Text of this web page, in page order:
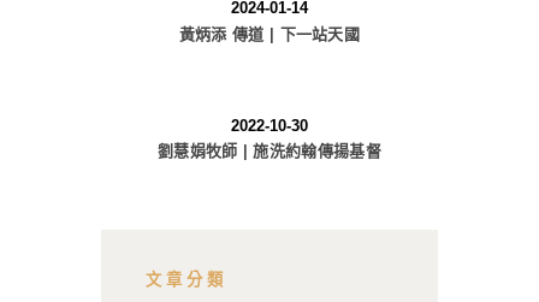
2024-01-14
黃炳添 傳道 | 下一站天國
2022-10-30
劉慧娟牧師 | 施洗約翰傳揚基督
文章分類